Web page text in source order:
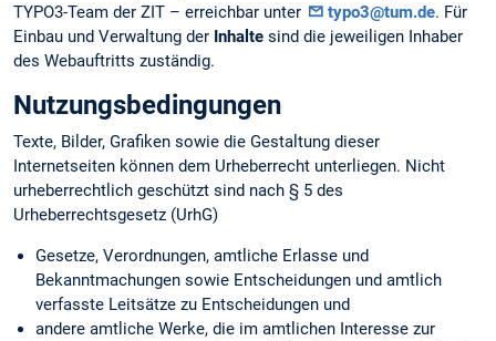
TYPO3-Team der ZIT – erreichbar unter
typo3@tum.de. Für
Einbau und Verwaltung der Inhalte sind die jeweiligen Inhaber
des Webauftritts zuständig.
Nutzungsbedingungen
Texte, Bilder, Grafiken sowie die Gestaltung dieser
Internetseiten können dem Urheberrecht unterliegen. Nicht
urheberrechtlich geschützt sind nach § 5 des
Urheberrechtsgesetz (UrhG)
Gesetze, Verordnungen, amtliche Erlasse und
Bekanntmachungen sowie Entscheidungen und amtlich
verfasste Leitsätze zu Entscheidungen und
andere amtliche Werke, die im amtlichen Interesse zur